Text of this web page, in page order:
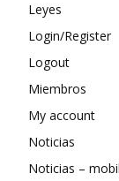
Leyes
Login/Register
Logout
Miembros
My account
Noticias
Noticias –